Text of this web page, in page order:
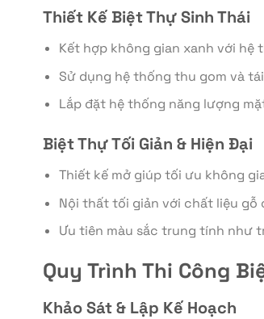
Thiết Kế Biệt Thự Sinh Thái
Kết hợp không gian xanh với hệ
Sử dụng hệ thống thu gom và
Lắp đặt hệ thống năng lượng
Biệt Thự Tối Giản & Hiện Đại
Thiết kế mở giúp tối ưu không
Nội thất tối giản với chất liệu gỗ
Ưu tiên màu sắc trung tính như
Quy Trình Thi Công
Khảo Sát & Lập Kế Hoạch